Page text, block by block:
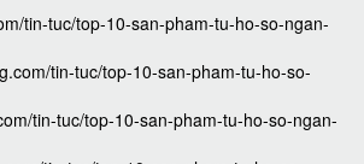
tin-tuc/top-10-san-pham-tu-ho-so-ngan-
tin-tuc/top-10-san-pham-tu-ho-so-
tin-tuc/top-10-san-pham-tu-ho-so-ngan-